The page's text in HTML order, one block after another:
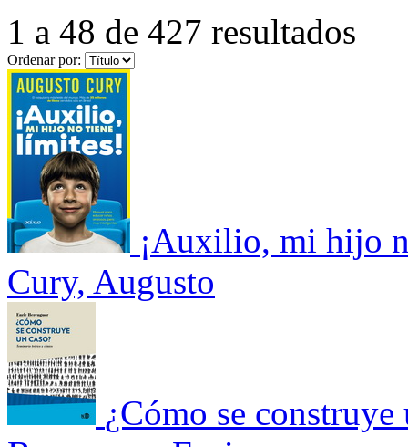
1 a 48 de 427 resultados
Ordenar por:
¡Auxilio, mi hijo
Cury, Augusto
¿Cómo se